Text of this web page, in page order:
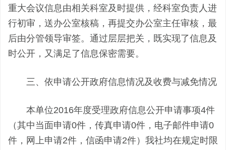
重大会议信息由相关科室及时提供，经科室负责人进
行初审，送办公室核稿，再提交办公室主任审核，最
后由分管领导审签。通过层层把关，既实现了信息及
时公开，又满足了信息保密需要。
三、依申请公开政府信息情况及收费与减免情况
本单位2016年度受理政府信息公开申请事项4件
（其中当面申请0件，传真申请0件，电子邮件申请0
件，网上申请2件，信函申请2件）我社均在规定时限